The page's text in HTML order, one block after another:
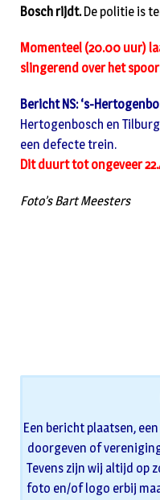
Bosch rijdt.De politie is
Momenteel (20.00 uur)
slingerend over het
Bericht NS: ‘s-
Hertogenbosch en
een defecte trein.
Dit duurt tot ongeveer
Foto’s Bart Meesters
Een bericht plaatsen,
doorgeven of
Tevens zijn wij altijd op
foto en/of logo erbij